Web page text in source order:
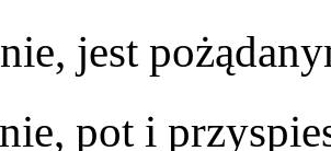
jest
pot i